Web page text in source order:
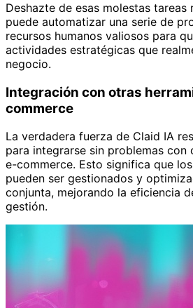
Deshazte de esas molestas tareas
puede automatizar una serie de
recursos humanos valiosos para
actividades estratégicas que
negocio.
Integración con otras
commerce
La verdadera fuerza de Claid IA
para integrarse sin problemas con
e-commerce. Esto significa que
pueden ser gestionados y
conjunta, mejorando la eficiencia
gestión.